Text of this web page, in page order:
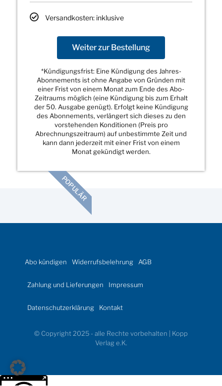
Versandkosten: inklusive
Weiter zur Bestellung
*Kündigungsfrist: Eine Kündigung des Jahres-
Abonnements ist ohne Angabe von Gründen mit
einer Frist von einem Monat zum Ende des Abo-
Zeitraums möglich (eine Kündigung bis zum Erhalt
der 50. Ausgabe genügt). Erfolgt keine Kündigung
des Abonnements, verlängert sich dieses zu den
vorstehenden Konditionen (Preis pro
Abrechnungszeitraum) auf unbestimmte Zeit und
kann dann jederzeit mit einer Frist von einem
Monat gekündigt werden.
POPULÄR
Abo kündigen Widerrufsbelehrung AGB
Zahlung und Lieferungen Impressum
Datenschutzerklärung Kontakt
© Copyright 2025 - alle Rechte vorbehalten | Kopp
Verlag e.K.
Weitere Informationen über den gesperrten Inhalt.